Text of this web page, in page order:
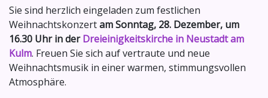
Sie sind herzlich eingeladen zum festlichen
Weihnachtskonzertam Sonntag, 28. Dezember, um
16.30 Uhr in derDreieinigkeitskirche in Neustadt am
Kulm. Freuen Sie sich auf vertraute und neue
Weihnachtsmusik in einer warmen, stimmungsvollen
Atmosphäre.